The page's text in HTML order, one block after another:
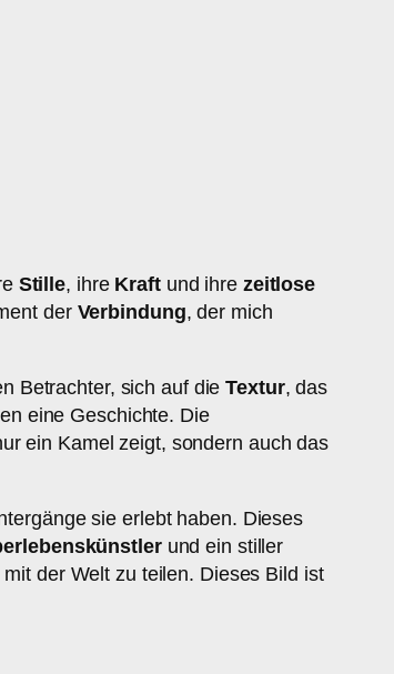
Stille, ihre Kraftund ihre zeitlose
der Verbindung, der mich
Betrachter, sich auf dieTextur, das
eine Geschichte. Die
ein Kamel zeigt, sondern auch das
sie erlebt haben. Dieses
und ein stiller
der Welt zu teilen. Dieses Bild ist